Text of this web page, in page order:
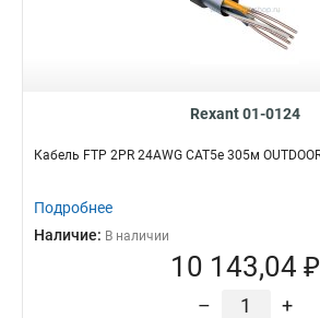
Rexant 01-0124
Кабель FTP 2PR 24AWG CAT5e 305м
Подробнее
Наличие: В наличии
10 143,04 ₽
– +